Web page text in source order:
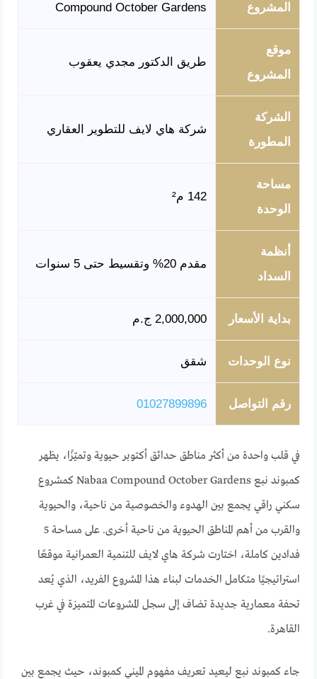
المشروع
Compound October Gardens
موقع
المشروع
طريق الدكتور مجدي يعقوب
الشركة
المطورة
شركة هاي لايف للتطوير العقاري
مساحة
الوحدة
142 م²
أنظمة
السداد
مقدم 20% وتقسيط حتى 5 سنوات
بداية الأسعار 2,000,000 ج.م
نوع الوحدات شقق
رقم التواصل 01027899896
في قلب واحدة من أكثر مناطق حدائق أكتوبر حيوية وتميّزًا، يظهر
كمبوند نبع Nabaa Compound October Gardens كمشروع
سكني راقي يجمع بين الهدوء والخصوصية من ناحية، والحيوية
والقرب من أهم المناطق الحيوية من ناحية أخرى. على مساحة 5
فدادين كاملة، اختارت شركة هاي لايف للتنمية العمرانية موقعًا
استراتيجيًا متكامل الخدمات لبناء هذا المشروع الفريد، الذي يُعد
تحفة معمارية جديدة تضاف إلى سجل المشروعات المتميزة في غرب
القاهرة.
جاء كمبوند نبع ليعيد تعريف مفهوم الميني كمبوند، حيث يجمع بين